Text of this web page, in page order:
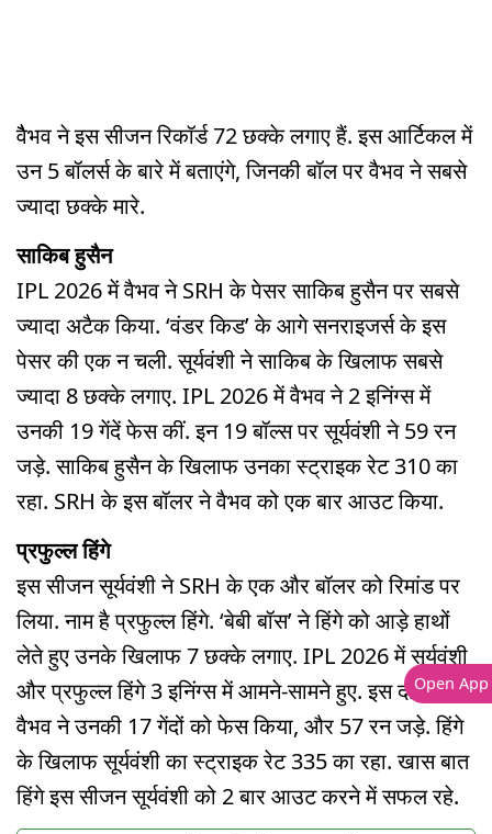
वैैभव ने इस सीजन रिकॉर्ड 72 छक्के लगाए हैं. इस आर्टिकल में
उन 5 बॉलर्स के बारे में बताएंगे, जिनकी बॉल पर वैभव ने सबसे
ज्यादा छक्के मारे.
साकिब हुसैन
IPL 2026 में वैभव ने SRH के पेसर साकिब हुसैन पर सबसे
ज्यादा अटैक किया. ‘वंडर किड’ के आगे सनराइजर्स के इस
पेसर की एक न चली. सूर्यवंशी ने साकिब के खिलाफ सबसे
ज्यादा 8 छक्के लगाए. IPL 2026 में वैभव ने 2 इनिंग्स में
उनकी 19 गेंदें फेस कीं. इन 19 बॉल्स पर सूर्यवंशी ने 59 रन
जड़े. साकिब हुसैन के खिलाफ उनका स्ट्राइक रेट 310 का
रहा. SRH के इस बॉलर ने वैभव को एक बार आउट किया.
प्रफुल्ल हिंगे
इस सीजन सूर्यवंशी ने SRH के एक और बॉलर को रिमांड पर
लिया. नाम है प्रफुल्ल हिंगे. ‘बेबी बॉस’ ने हिंगे को आड़े हाथों
लेते हुए उनके खिलाफ 7 छक्के लगाए. IPL 2026 में सूर्यवंशी
और प्रफुल्ल हिंगे 3 इनिंग्स में आमने-सामने हुए. इस दौरान
वैभव ने उनकी 17 गेंदों को फेस किया, और 57 रन जड़े. हिंगे
के खिलाफ सूर्यवंशी का स्ट्राइक रेट 335 का रहा. खास बात
हिंगे इस सीजन सूर्यवंशी को 2 बार आउट करने में सफल रहे.
Open App